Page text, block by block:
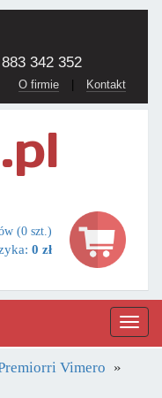
883 342 352
O firmie | Kontakt
(0 szt.)
0 zł
Vimero